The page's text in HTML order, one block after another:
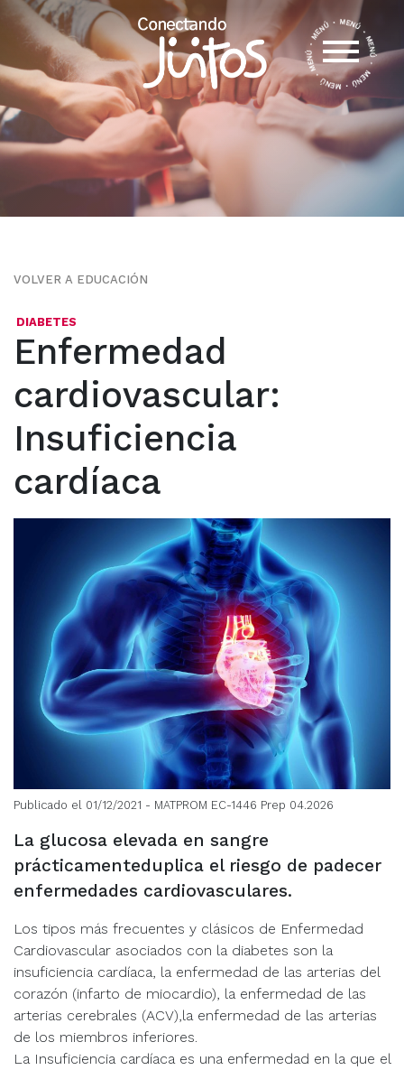
VOLVER A EDUCACIÓN
DIABETES
Enfermedad
cardiovascular:
Insuficiencia
cardíaca
Publicado el 01/12/2021 - MATPROM EC-1446 Prep 04.2026
La glucosa elevada en sangre
prácticamenteduplica el riesgo de padecer
enfermedades cardiovasculares.
Los tipos más frecuentes y clásicos de Enfermedad
Cardiovascular asociados con la diabetes son la
insuficiencia cardíaca, la enfermedad de las arterias del
corazón (infarto de miocardio), la enfermedad de las
arterias cerebrales (ACV),la enfermedad de las arterias
de los miembros inferiores.
La Insuficiencia cardíaca es una enfermedad en la que el